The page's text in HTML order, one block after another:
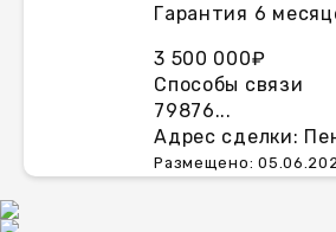
Гарантия 6
3 500 000₽
Способы связи
79876...
Адрес сделки:
Размещено: